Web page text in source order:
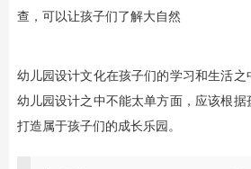
查，可以让孩子们了解大自然
幼儿园设计文化在孩子们的学习和生活
幼儿园设计之中不能太单方面，应该根据
打造属于孩子们的成长乐园。